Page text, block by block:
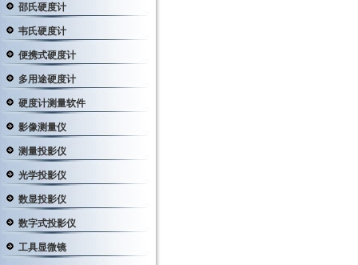
邵氏硬度计
韦氏硬度计
便携式硬度计
多用途硬度计
硬度计测量软件
影像测量仪
测量投影仪
光学投影仪
数显投影仪
数字式投影仪
工具显微镜